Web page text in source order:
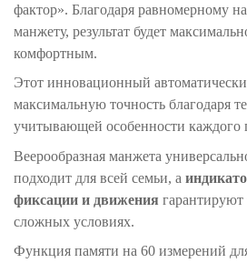
фактор». Благодаря равномерному
манжету, результат будет
комфортным.
Этот инновационный
максимальную точность благодаря
учитывающей особенности каждого
Веерообразная манжета
подходит для всей семьи, а
фиксации и движения гарантируют
сложных условиях.
Функция памяти на 60 измерений